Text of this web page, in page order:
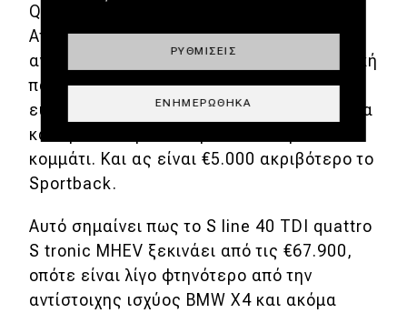
Q5 Sportback έναντι του συμβατικού SUV.
Από την άλλη όμως πρέπει να του
αναγνωρίζουμε δε ζητάει καμία ουσιαστική
παραχώρηση σε επίπεδο ευχρηστία ή
ευρυχωρίας, οπότε την τελική απόφαση θα
καθορίσει περισσότερο το αισθητικό
κομμάτι. Και ας είναι €5.000 ακριβότερο το
Sportback.
Αυτό σημαίνει πως το S line 40 TDI quattro
S tronic MHEV ξεκινάει από τις €67.900,
οπότε είναι λίγο φτηνότερο από την
αντίστοιχης ισχύος BMW X4 και ακόμα
ΡΥΘΜΊΣΕΙΣ
ΕΝΗΜΕΡΏΘΗΚΑ